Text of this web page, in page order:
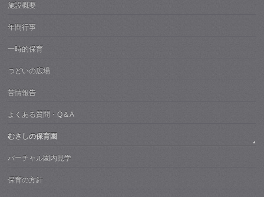
施設概要
年間行事
一時的保育
つどいの広場
苦情報告
よくある質問・Q＆A
むさしの保育園
バーチャル園内見学
保育の方針